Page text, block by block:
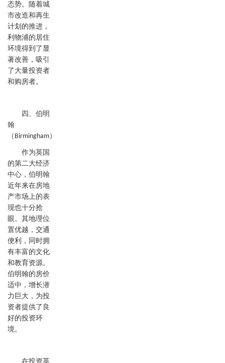
态势。随着城
市改造和再生
计划的推进，
利物浦的居住
环境得到了显
著改善，吸引
了大量投资者
和购房者。
四、伯明
翰
（ Birmingham）
作为英国
的第二大经济
中心，伯明翰
近年来在房地
产市场上的表
现也十分抢
眼。其地理位
置优越，交通
便利，同时拥
有丰富的文化
和教育资源。
伯明翰的房价
适中，增长潜
力巨大，为投
资者提供了良
好的投资环
境。
在投资英